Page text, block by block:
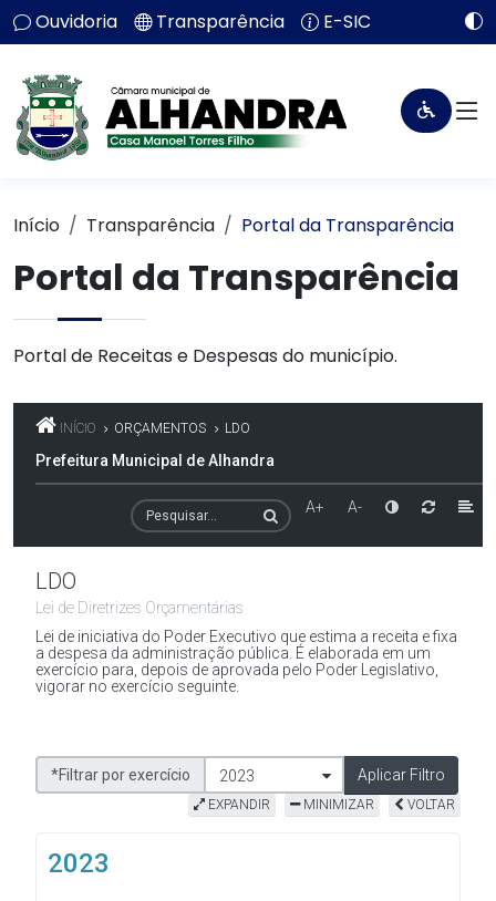
Ouvidoria Transparência E-SIC
Início Transparência Portal da Transparência
Portal da Transparência
Portal de Receitas e Despesas do município.